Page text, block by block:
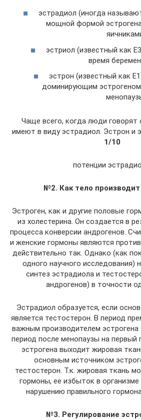
эстрадиол (иногда
мощной формой
эстриол (известный как
время
эстрон (известный как
доминирующим
Чаще всего, когда люди говорят
имеют в виду эстрадиол. Эстрон и
1/10
потенции
№2. Как тело производит
Эстроген, как и другие половые
из холестерина. Он создается в
процесса конверсии андрогенов.
и женские гормоны являются
действительно так. Однако (как
одного научного исследования)
синтез эстрадиола и
андрогенов) в точности
Эстрадиол образуется, если
является тестостерон. В период
важным производителем эстрогена
период после менопаузы на первый
эстрогена выходит жировая
основным источником
тестостерон. Т.к. жировая ткань
гормоны, ее избыток в
нарушению правильного
№3. Регулирование